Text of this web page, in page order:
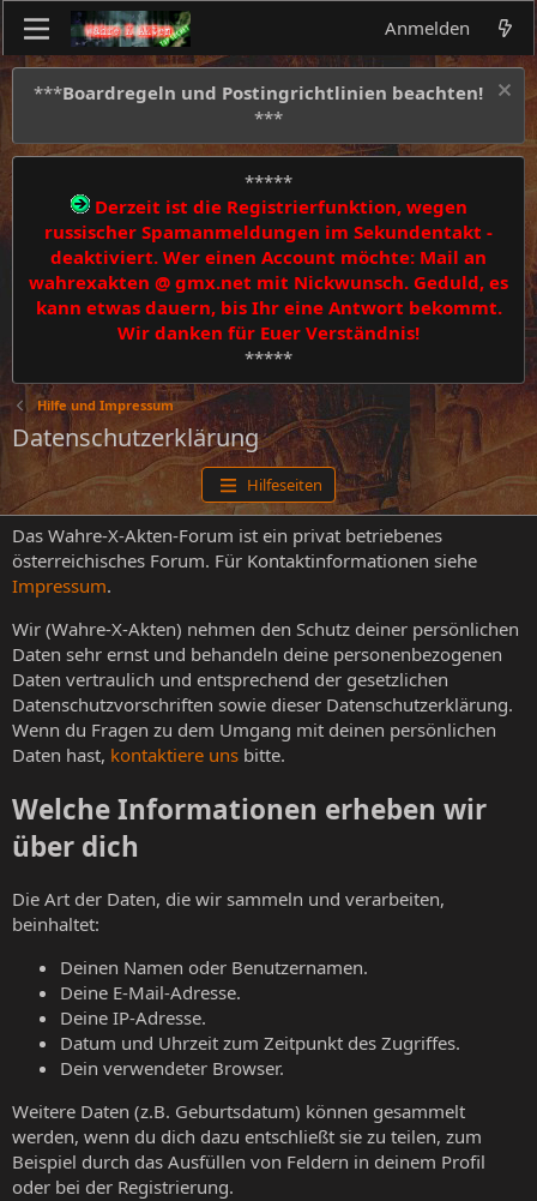
Anmelden
***Boardregeln und Postingrichtlinien beachten!
***
*****
Derzeit ist die Registrierfunktion, wegen
russischer Spamanmeldungen im Sekundentakt -
deaktiviert. Wer einen Account möchte: Mail an
wahrexakten @ gmx.net mit Nickwunsch. Geduld, es
kann etwas dauern, bis Ihr eine Antwort bekommt.
Wir danken für Euer Verständnis!
*****
Hilfe und Impressum
Datenschutzerklärung
Hilfeseiten
Das Wahre-X-Akten-Forum ist ein privat betriebenes
österreichisches Forum. Für Kontaktinformationen siehe
Impressum.
Wir (Wahre-X-Akten) nehmen den Schutz deiner persönlichen
Daten sehr ernst und behandeln deine personenbezogenen
Daten vertraulich und entsprechend der gesetzlichen
Datenschutzvorschriften sowie dieser Datenschutzerklärung.
Wenn du Fragen zu dem Umgang mit deinen persönlichen
Daten hast, kontaktiere uns bitte.
Welche Informationen erheben wir
über dich
Die Art der Daten, die wir sammeln und verarbeiten,
beinhaltet:
Deinen Namen oder Benutzernamen.
Deine E-Mail-Adresse.
Deine IP-Adresse.
Datum und Uhrzeit zum Zeitpunkt des Zugriffes.
Dein verwendeter Browser.
Weitere Daten (z.B. Geburtsdatum) können gesammelt
werden, wenn du dich dazu entschließt sie zu teilen, zum
Beispiel durch das Ausfüllen von Feldern in deinem Profil
oder bei der Registrierung.